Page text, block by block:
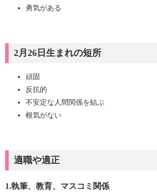
勇気がある
2月26日生まれの短所
頑固
反抗的
不安定な人間関係を結ぶ
根気がない
適職や適正
1.執筆、教育、マスコミ関係